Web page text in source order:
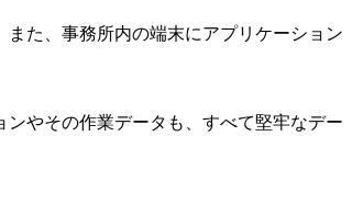
た、事務所内の端末にアプリケーション
やその作業データも、すべて堅牢なデー